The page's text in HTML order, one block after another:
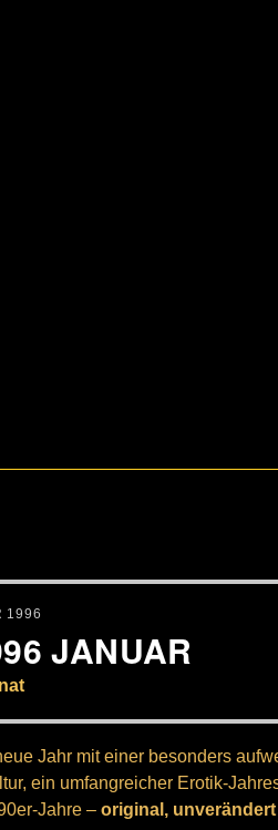
1996
JANUAR
Jahr mit einer besonders
ein umfangreicher Erotik-
Jahre – original,